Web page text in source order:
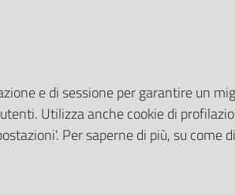
Relazioni con il Pubblico
per la Stampa
e di sessione per garantire un
Utilizza anche cookie di
Per saperne di più, su